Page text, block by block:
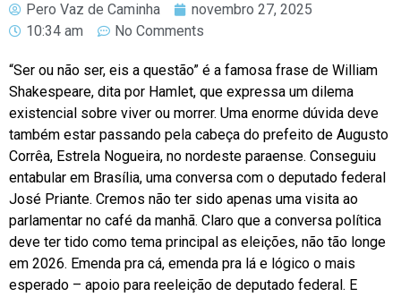
Pero Vaz de Caminha
novembro 27, 2025
10:34 am
No Comments
“Ser ou não ser, eis a questão” é a famosa frase de William
Shakespeare, dita por Hamlet, que expressa um dilema
existencial sobre viver ou morrer. Uma enorme dúvida deve
também estar passando pela cabeça do prefeito de Augusto
Corrêa, Estrela Nogueira, no nordeste paraense. Conseguiu
entabular em Brasília, uma conversa com o deputado federal
José Priante. Cremos não ter sido apenas uma visita ao
parlamentar no café da manhã. Claro que a conversa política
deve ter tido como tema principal as eleições, não tão longe
em 2026. Emenda pra cá, emenda pra lá e lógico o mais
esperado – apoio para reeleição de deputado federal. E